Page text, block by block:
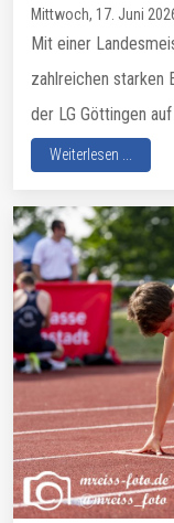
Mittwoch, 17. Juni
Mit einer
zahlreichen starken
der LG Göttingen
Weiterlesen ...